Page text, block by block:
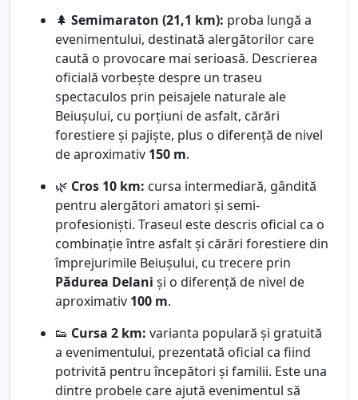
🌲 Semimaraton (21,1 km): proba lungă a
evenimentului, destinată alergătorilor care
caută o provocare mai serioasă. Descrierea
oficială vorbește despre un traseu
spectaculos prin peisajele naturale ale
Beiușului, cu porțiuni de asfalt, cărări
forestiere și pajiște, plus o diferență de nivel
de aproximativ 150 m.
🌿 Cros 10 km: cursa intermediară, gândită
pentru alergători amatori și semi-
profesioniști. Traseul este descris oficial ca o
combinație între asfalt și cărări forestiere din
împrejurimile Beiușului, cu trecere prin
Pădurea Delani și o diferență de nivel de
aproximativ 100 m.
👟 Cursa 2 km: varianta populară și gratuită
a evenimentului, prezentată oficial ca fiind
potrivită pentru începători și familii. Este una
dintre probele care ajută evenimentul să